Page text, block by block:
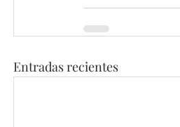
Entradas recientes